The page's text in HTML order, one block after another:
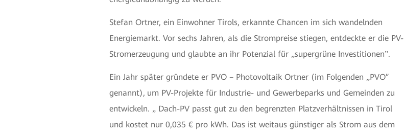
Stefan Ortner, ein Einwohner Tirols, erkannte Chancen im sich wandelnden
Energiemarkt. Vor sechs Jahren, als die Strompreise stiegen, entdeckte er die PV-
Stromerzeugung und glaubte an ihr Potenzial für „supergrüne Investitionen”.
Ein Jahr später gründete er PVO – Photovoltaik Ortner (im Folgenden „PVO”
genannt), um PV-Projekte für Industrie- und Gewerbeparks und Gemeinden zu
entwickeln. „ Dach-PV passt gut zu den begrenzten Platzverhältnissen in Tirol
und kostet nur 0,035 € pro kWh. Das ist weitaus günstiger als Strom aus dem